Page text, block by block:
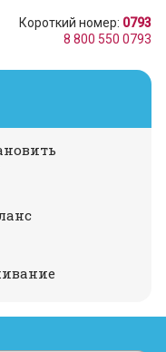
Короткий номер: 0793
8 800 550 0793